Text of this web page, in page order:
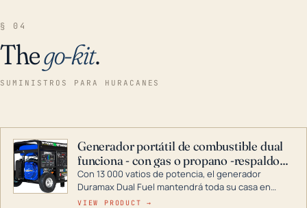
§ 04
Thego-kit.
SUMINISTROS PARA HURACANES
Generador portátil de combustible dual
funciona - con gas o propano -respaldo
para el hogar
Con 13 000 vatios de potencia, el generador
Duramax Dual Fuel mantendrá toda su casa en
funcionamiento durante una tormenta o un corte
VIEW PRODUCT →